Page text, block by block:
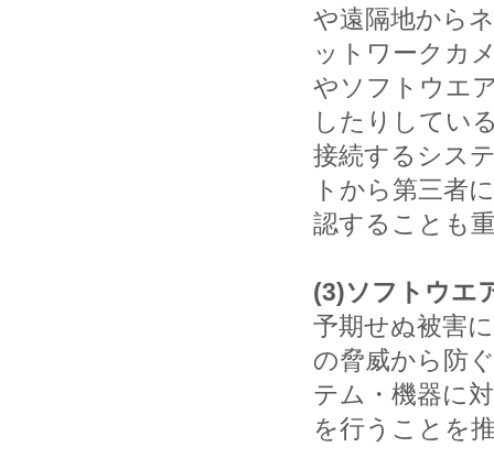
や遠隔地から
ットワークカ
やソフトウエ
したりしてい
接続するシス
トから第三者
認することも
(3)ソフトウエ
予期せぬ被害
の脅威から防
テム・機器に
を行うことを